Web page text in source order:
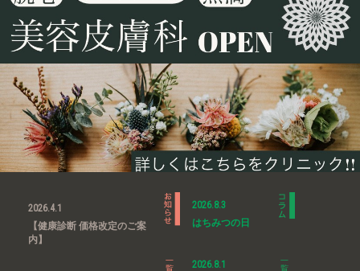
2026.4.1
【健康診断 価格改定のご案
内】
2026.8.3
はちみつの日
2026.8.1